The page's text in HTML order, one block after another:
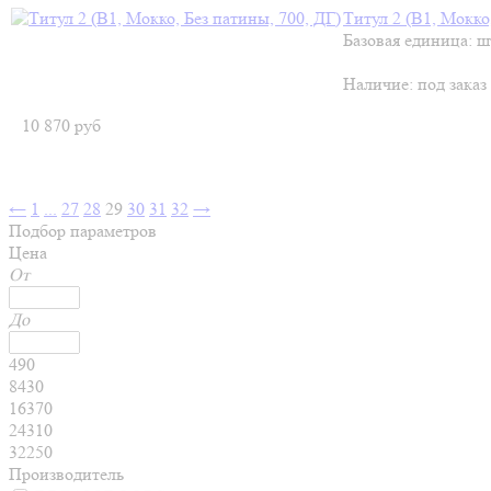
Титул 2 (В1,
Базовая единица:
Наличие: под заказ
10 870 руб
← 1 ... 27 28 29 30 31 32 →
Подбор параметров
Цена
От
До
490
8430
16370
24310
32250
Производитель